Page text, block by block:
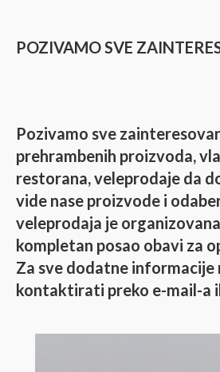
POZIVAMO SVE
Pozivamo sve
prehrambenih proizvoda,
restorana, veleprodaje da
vide nase proizvode i
veleprodaja je
kompletan posao obavi za
Za sve dodatne informacije
kontaktirati preko e-mail-a